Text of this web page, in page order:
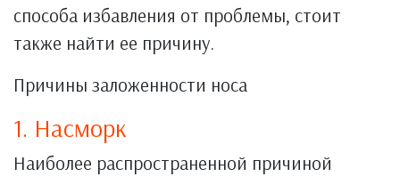
способа избавления от проблемы, стоит
также найти ее причину.
Причины заложенности носа
1. Насморк
Наиболее распространенной причиной